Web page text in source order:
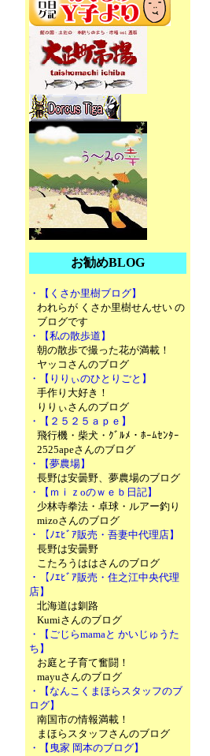
お勧めBLOG
・【くさか里樹ブログ】
われらが くさか里樹せんせい の
ブログです
・【私の散歩道】
朝の散歩で撮った花が満載！
ヤッコさんのブログ
・【りりぃのひとりごと】
手作り大好き！
りりぃさんのブログ
・【２５２５ａｐｅ】
飛行機・柴犬・ｸﾞﾙﾒ・ﾎｰﾑｾﾝﾀｰ
2525apeさんのブログ
・【夢農場】
長野は安曇野、夢農場のブログ
・【ｍｉｚoのｗｅｂ日記】
少林寺拳法・卓球・ルアー釣り
mizoさんのブログ
・【ﾉｴﾋﾞｱ販売・吾妻中代理店】
長野は安曇野
こたろうははさんのブログ
・【ﾉｴﾋﾞｱ販売・住之江中央代理
店】
北海道は釧路
Kumiさんのブログ
・【ごじらmamaと かいじゅうた
ち】
お庭と子育て奮闘！
mayuさんのブログ
・【なんこくまほらスタッフのブ
ログ】
南国市の情報満載！
まほらスタッフさんのブログ
・【曳家 岡本のブログ】